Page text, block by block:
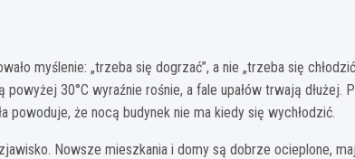
myślenie: „trzeba się dogrzać”, a nie „trzeba się
30°C wyraźnie rośnie, a fale upałów trwają dłużej.
powoduje, że nocą budynek nie ma kiedy się wychłodzić.
Nowsze mieszkania i domy są dobrze ocieplone,